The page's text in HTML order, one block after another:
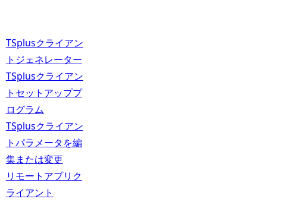
TSplusクライアン
トジェネレーター
TSplusクライアン
トセットアッププ
ログラム
TSplusクライアン
トパラメータを編
集または変更
リモートアプリク
ライアント